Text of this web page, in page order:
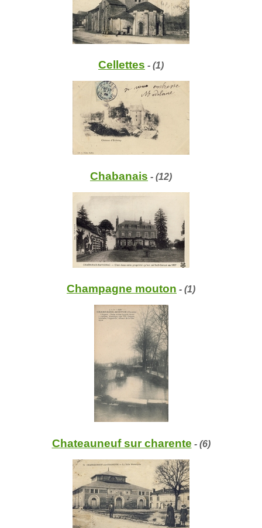
Cellettes - (1)
Chabanais - (12)
Champagne mouton - (1)
Chateauneuf sur charente - (6)